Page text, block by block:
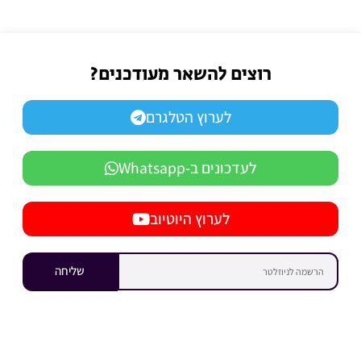
רוצים להשאר מעודכנים?
לערוץ הטלגרם
לעדכונים ב-Whatsapp
לערוץ היוטיוב
שליחה